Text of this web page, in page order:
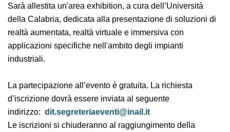
lavoratori.
Sarà allestita un'area exhibition, a cura dell’Università
della Calabria, dedicata alla presentazione di soluzioni
di realtà aumentata, realtà virtuale e immersiva con
applicazioni specifiche nell'ambito degli impianti
La partecipazione all’evento è gratuita. La richiesta
d’iscrizione dovrà essere inviata al seguente
indirizzo:dit.segreteriaeventi@inail.it